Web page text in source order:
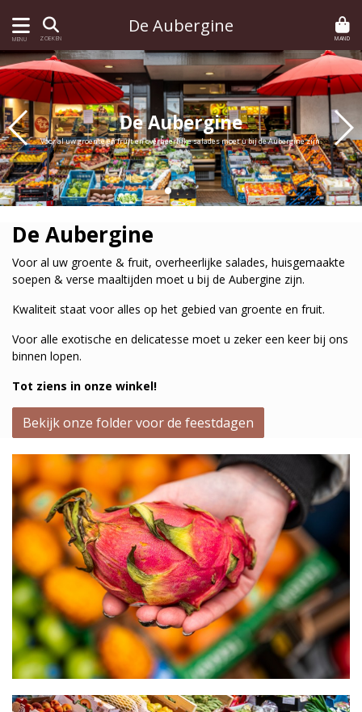
MENU ZOEKEN
De Aubergine
MAND
De Aubergine
Voor al uw groente en fruit en overheerlijke salades moet u bij de Aubergine zijn.
De Aubergine
Voor al uw groente en fruit en overheerlijke salades moet u bij de Aubergine zijn.
De Aubergine
Voor al uw groente & fruit, overheerlijke salades, huisgemaakte
soepen & verse maaltijden moet u bij de Aubergine zijn.
Kwaliteit staat voor alles op het gebied van groente en fruit.
Voor alle exotische en delicatesse moet u zeker een keer bij ons
binnen lopen.
Tot ziens in onze winkel!
Bekijk onze folder voor de feestdagen